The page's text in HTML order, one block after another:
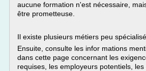
aucune formation n'est nécessaire,
être prometteuse.
Il existe plusieurs métiers peu
Ensuite, consulte les infor mations
dans cette page concernant les
requises, les employeurs potentiels, les